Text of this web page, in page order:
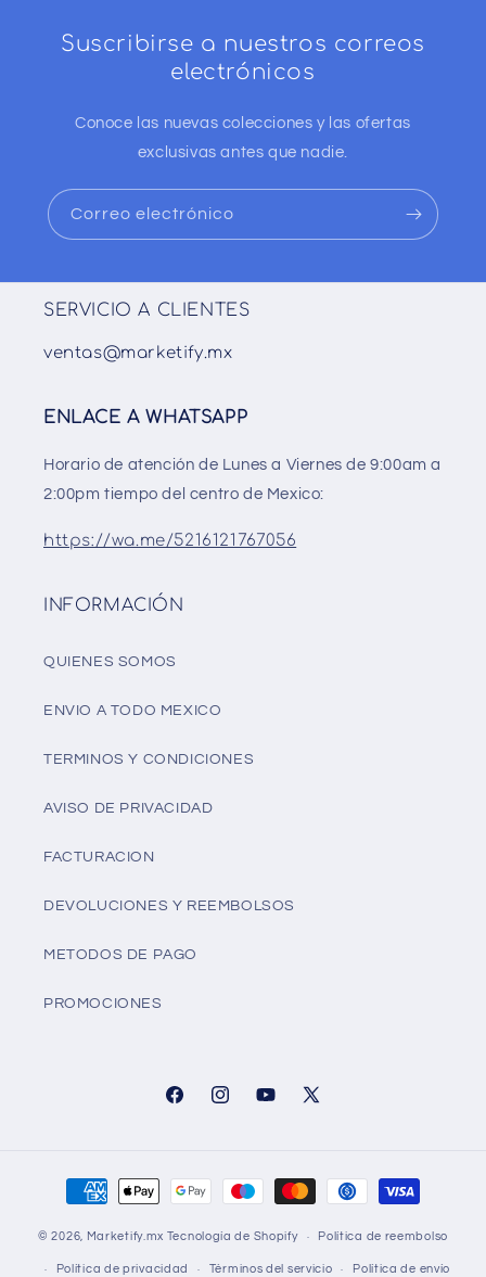
Suscribirse a nuestros correos
electrónicos
Conoce las nuevas colecciones y las ofertas
exclusivas antes que nadie.
Correo electrónico
SERVICIO A CLIENTES
ventas@marketify.mx
ENLACE A WHATSAPP
Horario de atención de Lunes a Viernes de 9:00am a
2:00pm tiempo del centro de Mexico:
https://wa.me/5216121767056
INFORMACIÓN
QUIENES SOMOS
ENVIO A TODO MEXICO
TERMINOS Y CONDICIONES
AVISO DE PRIVACIDAD
FACTURACION
DEVOLUCIONES Y REEMBOLSOS
METODOS DE PAGO
PROMOCIONES
FacebookInstagramYouTube
X
Formas
pago
© 2026, Marketify.mx Tecnología de Shopify Política de reembolso
Política de privacidad Términos del servicio Política de envío